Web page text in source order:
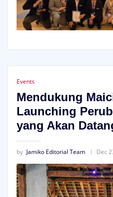
Events
Mendukung
Launching
yang Akan
by Jamiko Editorial Team Dec